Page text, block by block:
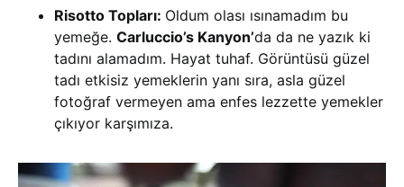
Risotto Topları: Oldum olası ısınamadım bu
yemeğe. Carluccio’s Kanyon’da da ne yazık ki
tadını alamadım. Hayat tuhaf. Görüntüsü güzel
tadı etkisiz yemeklerin yanı sıra, asla güzel
fotoğraf vermeyen ama enfes lezzette yemekler
çıkıyor karşımıza.